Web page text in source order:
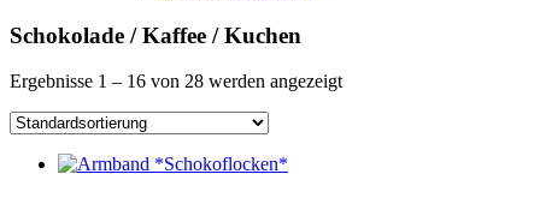
Schokolade / Kaffee / Kuchen
Ergebnisse 1 – 16 von 28 werden angezeigt